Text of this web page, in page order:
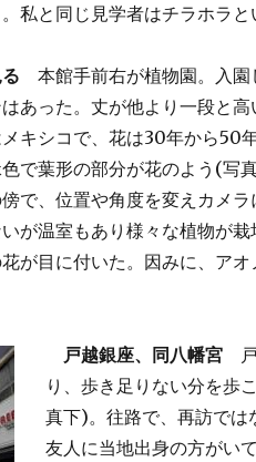
私と同じ見学者はチラホラと
本館手前右が植物園。入園
あった。丈が他より一段と
キシコで、花は30年から50
で葉形の部分が花のよう(写
で、位置や角度を変えカメ
が温室もあり様々な植物が
が目に付いた。因みに、ア
戸越銀座、同八幡宮戸
り、歩き足りない分を歩
真下)。往路で、再訪では
友人に当地出身の方がい